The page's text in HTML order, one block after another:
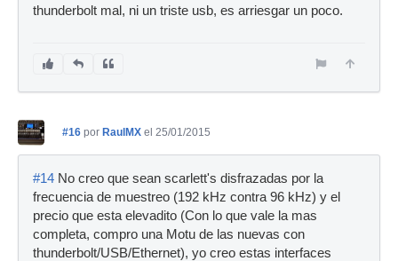
thunderbolt mal, ni un triste usb, es arriesgar un poco.
#16 por RaulMX el 25/01/2015
#14 No creo que sean scarlett's disfrazadas por la
frecuencia de muestreo (192 kHz contra 96 kHz) y el
precio que esta elevadito (Con lo que vale la mas
completa, compro una Motu de las nuevas con
thunderbolt/USB/Ethernet), yo creo estas interfaces